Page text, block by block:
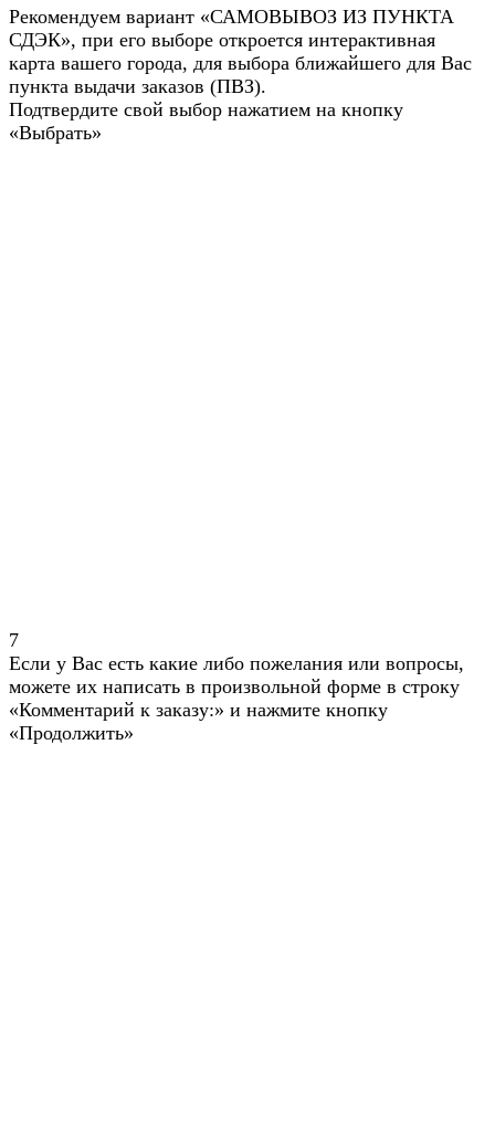
Рекомендуем вариант «САМОВЫВОЗ ИЗ ПУНКТА
СДЭК», при его выборе откроется интерактивная
карта вашего города, для выбора ближайшего для Вас
пункта выдачи заказов (ПВЗ).
Подтвердите свой выбор нажатием на кнопку
«Выбрать»
7
Если у Вас есть какие либо пожелания или вопросы,
можете их написать в произвольной форме в строку
«Комментарий к заказу:» и нажмите кнопку
«Продолжить»